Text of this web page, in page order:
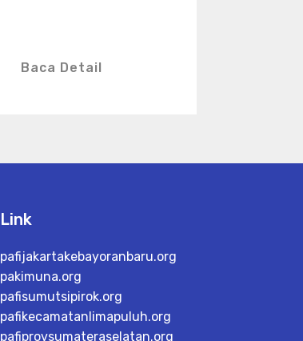
Baca Detail
Link
pafijakartakebayoranbaru.org
pakimuna.org
pafisumutsipirok.org
pafikecamatanlimapuluh.org
pafiprovsumateraselatan.org